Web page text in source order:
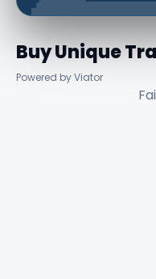
Buy Unique
Powered by Viator